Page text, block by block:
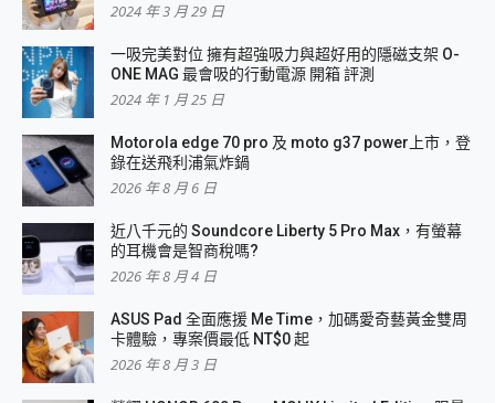
2024 年 3 月 29 日
一吸完美對位 擁有超強吸力與超好用的隱磁支架 O-
ONE MAG 最會吸的行動電源 開箱 評測
2024 年 1 月 25 日
Motorola edge 70 pro 及 moto g37 power上市，登
錄在送飛利浦氣炸鍋
2026 年 8 月 6 日
近八千元的 Soundcore Liberty 5 Pro Max，有螢幕
的耳機會是智商稅嗎?
2026 年 8 月 4 日
ASUS Pad 全面應援 Me Time，加碼愛奇藝黃金雙周
卡體驗，專案價最低 NT$0 起
2026 年 8 月 3 日